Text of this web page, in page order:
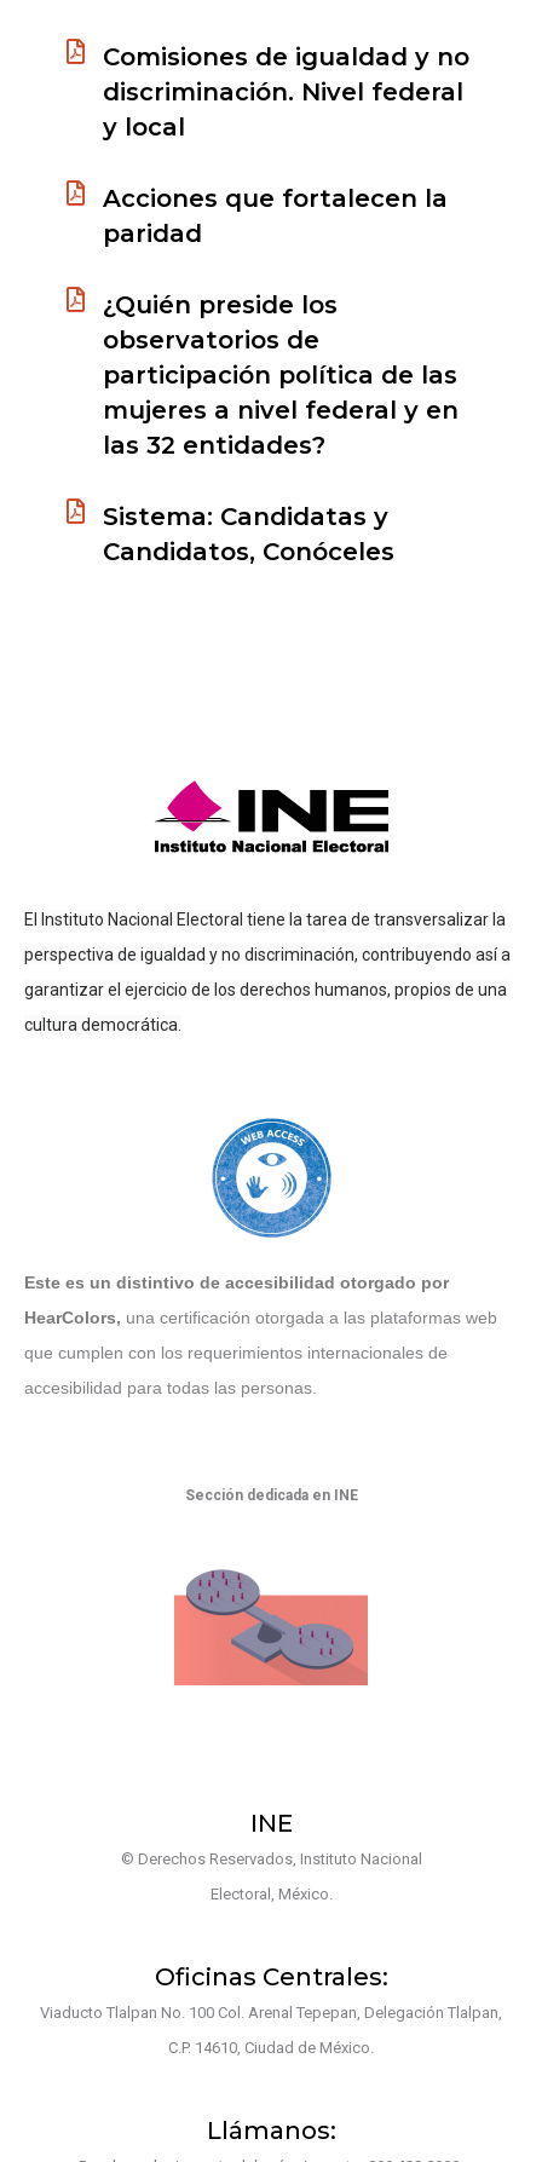
Sistema: Candidatas y
Candidatos, Conóceles
¿Quién preside los
observatorios de
participación política de las
mujeres a nivel federal y en
las 32 entidades?
Acciones que fortalecen la
paridad
Comisiones de igualdad y no
discriminación. Nivel federal
y local
El Instituto Nacional Electoral tiene la tarea de transversalizar la
perspectiva de igualdad y no discriminación, contribuyendo así a
garantizar el ejercicio de los derechos humanos, propios de una
cultura democrática.
Este es un distintivo de accesibilidad otorgado por
HearColors, una certificación otorgada a las plataformas web
que cumplen con los requerimientos internacionales de
accesibilidad para todas las personas.
Sección dedicada en INE
INE
© Derechos Reservados, Instituto Nacional
Electoral, México.
Oficinas Centrales:
Viaducto Tlalpan No. 100 Col. Arenal Tepepan, Delegación Tlalpan,
C.P. 14610, Ciudad de México.
Llámanos: